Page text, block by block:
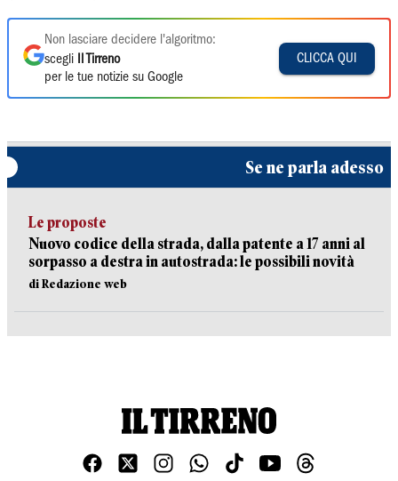
Non lasciare decidere l'algoritmo:
scegli
Il Tirreno
per le tue notizie su Google
CLICCA QUI
Se ne parla adesso
Le proposte
Nuovo codice della strada, dalla patente a 17 anni al
sorpasso a destra in autostrada: le possibili novità
di Redazione web